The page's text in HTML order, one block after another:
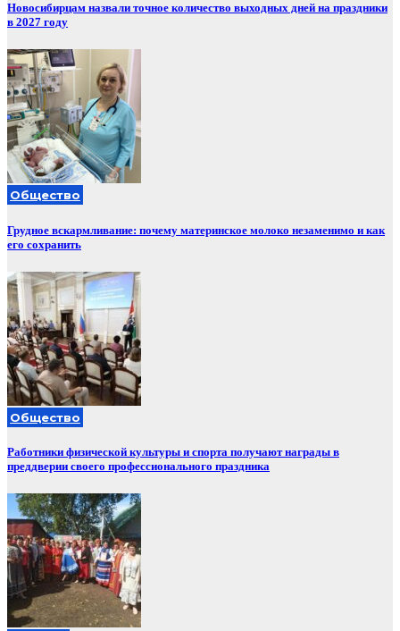
Новосибирцам назвали точное количество выходных дней на праздники
в 2027 году
Общество
Грудное вскармливание: почему материнское молоко незаменимо и как
его сохранить
Общество
Работники физической культуры и спорта получают награды в
преддверии своего профессионального праздника